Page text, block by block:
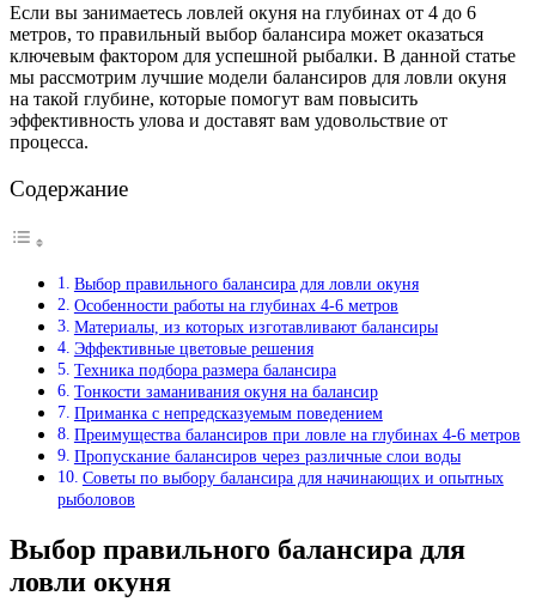
Если вы занимаетесь ловлей окуня на глубинах от 4 до 6
метров, то правильный выбор балансира может оказаться
ключевым фактором для успешной рыбалки. В данной статье
мы рассмотрим лучшие модели балансиров для ловли окуня
на такой глубине, которые помогут вам повысить
эффективность улова и доставят вам удовольствие от
процесса.
Содержание
Выбор правильного балансира для ловли окуня
Особенности работы на глубинах 4-6 метров
Материалы, из которых изготавливают балансиры
Эффективные цветовые решения
Техника подбора размера балансира
Тонкости заманивания окуня на балансир
Приманка с непредсказуемым поведением
Преимущества балансиров при ловле на глубинах 4-6 метров
Пропускание балансиров через различные слои воды
Советы по выбору балансира для начинающих и опытных
рыболовов
Выбор правильного балансира для
ловли окуня